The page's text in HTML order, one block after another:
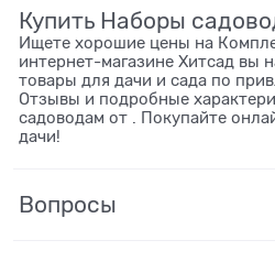
Купить Наборы
Ищете хорошие цены на
интернет-магазине Хитсад вы
товары для дачи и сада по
Отзывы и подробные
садоводам от . Покупайте
дачи!
Вопросы